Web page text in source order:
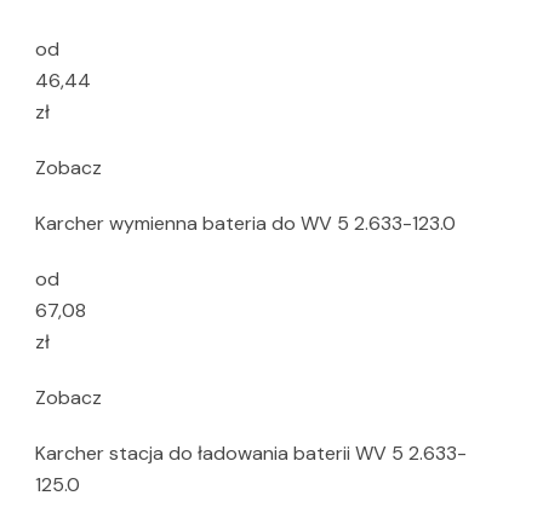
od
46,44
zł
Zobacz
Karcher wymienna bateria do WV 5 2.633-123.0
od
67,08
zł
Zobacz
Karcher stacja do ładowania baterii WV 5 2.633-
125.0